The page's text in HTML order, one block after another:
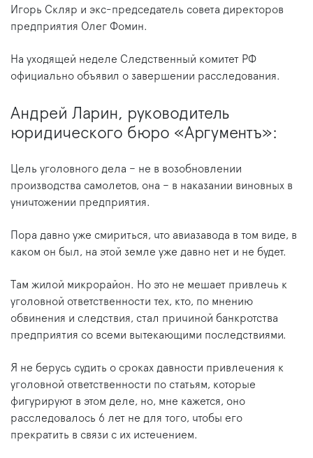
Игорь Скляр и экс-председатель совета директоров
предприятия Олег Фомин.
На уходящей неделе Следственный комитет РФ
официально объявил о завершении расследования.
Андрей Ларин, руководитель
юридического бюро «Аргументъ»:
Цель уголовного дела – не в возобновлении
производства самолетов, она – в наказании виновных в
уничтожении предприятия.
Пора давно уже смириться, что авиазавода в том виде, в
каком он был, на этой земле уже давно нет и не будет.
Там жилой микрорайон. Но это не мешает привлечь к
уголовной ответственности тех, кто, по мнению
обвинения и следствия, стал причиной банкротства
предприятия со всеми вытекающими последствиями.
Я не берусь судить о сроках давности привлечения к
уголовной ответственности по статьям, которые
фигурируют в этом деле, но, мне кажется, оно
расследовалось 6 лет не для того, чтобы его
прекратить в связи с их истечением.